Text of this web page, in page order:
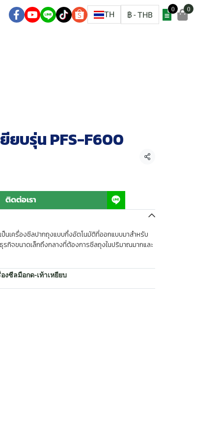
TH ฿ - THB
0 0
ยียบรุ่น PFS-F600
แชร์
ติดต่อเรา
ป็นเครื่องซีลปากถุงแบบกึ่งอัตโนมัติที่ออกแบบมาสำหรับ
รกิจขนาดเล็กถึงกลางที่ต้องการซีลถุงในปริมาณมากและ
องซีลมือกด-เท้าเหยียบ